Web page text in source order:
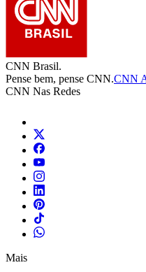
CNN Brasil.
Pense bem, pense CNN.CNN
CNN Nas Redes
Mais